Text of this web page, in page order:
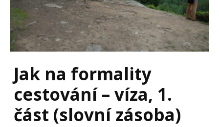
Jak na formality
cestování – víza, 1.
část (slovní zásoba)